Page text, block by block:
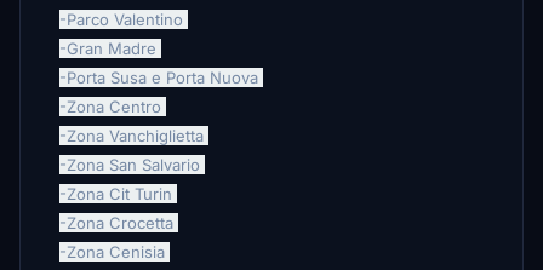
-Parco Valentino
-Gran Madre
-Porta Susa e Porta Nuova
-Zona Centro
-Zona Vanchiglietta
-Zona San Salvario
-Zona Cit Turin
-Zona Crocetta
-Zona Cenisia